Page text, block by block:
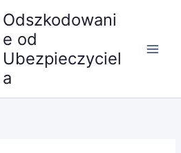
Odszkodowani
e od
Ubezpieczyciel
a